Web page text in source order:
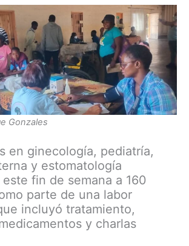
Gonzales
en ginecología, pediatría,
y estomatología
fin de semana a 160
parte de una labor
incluyó tratamiento,
y charlas